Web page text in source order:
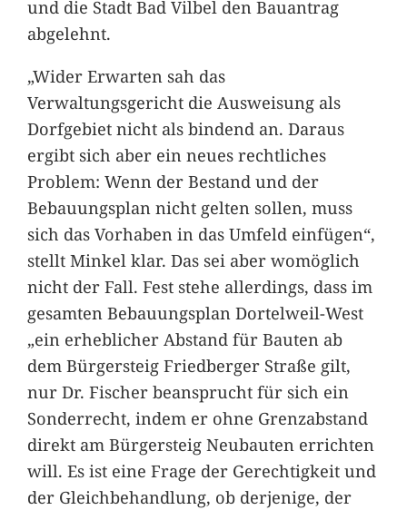
und die Stadt Bad Vilbel den Bauantrag
abgelehnt.
„Wider Erwarten sah das
Verwaltungsgericht die Ausweisung als
Dorfgebiet nicht als bindend an. Daraus
ergibt sich aber ein neues rechtliches
Problem: Wenn der Bestand und der
Bebauungsplan nicht gelten sollen, muss
sich das Vorhaben in das Umfeld einfügen“,
stellt Minkel klar. Das sei aber womöglich
nicht der Fall. Fest stehe allerdings, dass im
gesamten Bebauungsplan Dortelweil-West
„ein erheblicher Abstand für Bauten ab
dem Bürgersteig Friedberger Straße gilt,
nur Dr. Fischer beansprucht für sich ein
Sonderrecht, indem er ohne Grenzabstand
direkt am Bürgersteig Neubauten errichten
will. Es ist eine Frage der Gerechtigkeit und
der Gleichbehandlung, ob derjenige, der